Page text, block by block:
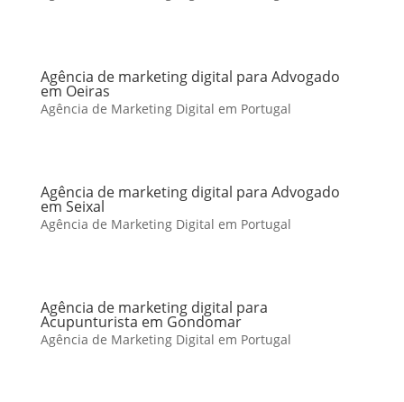
Agência de marketing digital para Advogado
em Oeiras
Agência de Marketing Digital em Portugal
Agência de marketing digital para Advogado
em Seixal
Agência de Marketing Digital em Portugal
Agência de marketing digital para
Acupunturista em Gondomar
Agência de Marketing Digital em Portugal